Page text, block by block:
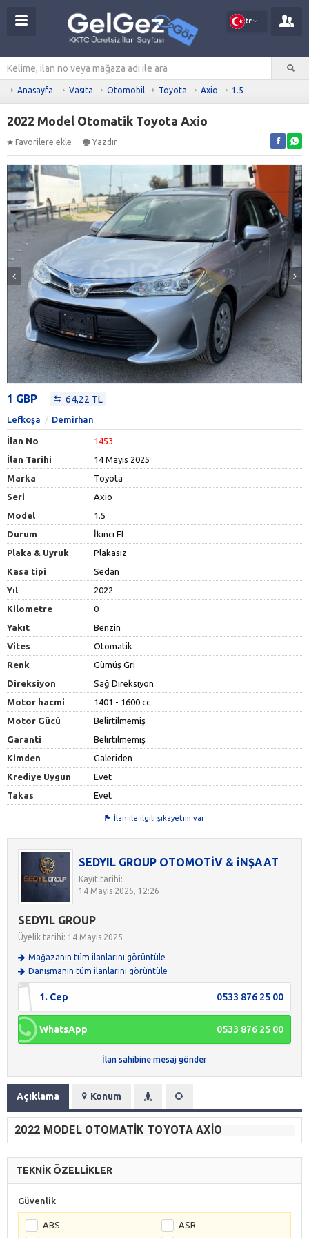
tr
Anasayfa Vasıta Otomobil Toyota Axio 1.5
2022 Model Otomatik Toyota Axio
Favorilere ekle Yazdır
1 GBP 64,22 TL
Lefkoşa Demirhan
İlan No
1453
İlan Tarihi
14 Mayıs 2025
Marka
Toyota
Seri
Axio
Model
1.5
Durum
İkinci El
Plaka & Uyruk
Plakasız
Kasa tipi
Sedan
Yıl
2022
Kilometre
0
Yakıt
Benzin
Vites
Otomatik
Renk
Gümüş Gri
Direksiyon
Sağ Direksiyon
Motor hacmi
1401 - 1600 cc
Motor Gücü
Belirtilmemiş
Garanti
Belirtilmemiş
Kimden
Galeriden
Krediye Uygun
Evet
Takas
Evet
İlan ile ilgili şikayetim var
SEDYIL GROUP OTOMOTİV & iNŞAAT
Kayıt tarihi:
14 Mayıs 2025, 12:26
SEDYIL GROUP
Üyelik tarihi: 14 Mayıs 2025
Mağazanın tüm ilanlarını görüntüle
Danışmanın tüm ilanlarını görüntüle
1. Cep 0533 876 25 00
WhatsApp 0533 876 25 00
İlan sahibine mesaj gönder
Açıklama Konum
2022 MODEL OTOMATIK TOYOTA AXIO
TEKNİK ÖZELLİKLER
Güvenlik
ABS
ASR